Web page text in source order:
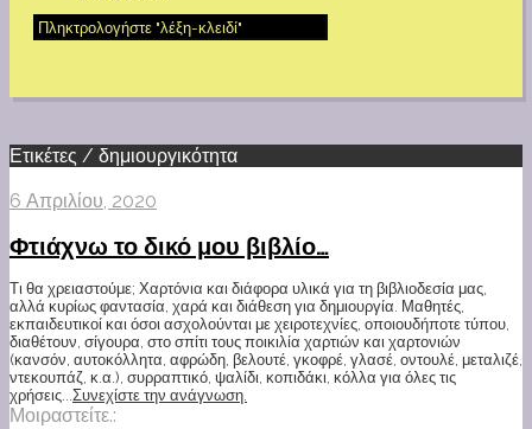
Ετικέτες / δημιουργικότητα
6 Απριλίου, 2020
Φτιάχνω το δικό μου βιβλίο…
Τι θα χρειαστούμε; Χαρτόνια και διάφορα υλικά για τη βιβλιοδεσία μας,
αλλά κυρίως φαντασία, χαρά και διάθεση για δημιουργία. Μαθητές,
εκπαιδευτικοί και όσοι ασχολούνται με χειροτεχνίες, οποιουδήποτε τύπου,
διαθέτουν, σίγουρα, στο σπίτι τους ποικιλία χαρτιών και χαρτονιών
(κανσόν, αυτοκόλλητα, αφρώδη, βελουτέ, γκοφρέ, γλασέ, οντουλέ, μεταλιζέ,
ντεκουπάζ, κ.α.), συρραπτικό, ψαλίδι, κοπιδάκι, κόλλα για όλες τις
χρήσεις...Συνεχίστε την ανάγνωση.
Μοιραστείτε.: